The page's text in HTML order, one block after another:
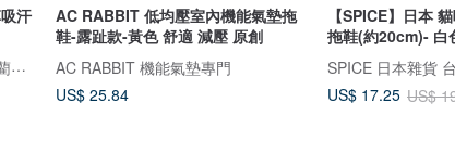
汗
IKEHIKO專賣店｜日本池彥頂級藺草製品｜讓生活與自然更靠近
AC RABBIT 低均壓室內機能氣墊拖
鞋-露趾款-黃色 舒適 減壓 原創
AC RABBIT 機能氣墊專門
US$ 25.84
【SPICE】日本
拖鞋(約20cm)- 白
SPICE 日本雜貨
US$ 17.25 US$